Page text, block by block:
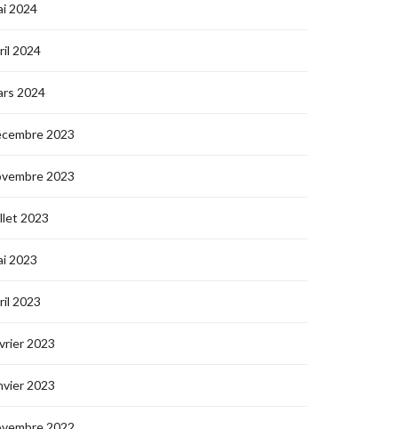
2024
2024
2024
2023
2023
2023
2023
2023
2023
2023